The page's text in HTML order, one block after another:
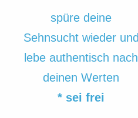
spüre deine
Sehnsucht wieder und
lebe authentisch nach
deinen Werten
* sei frei